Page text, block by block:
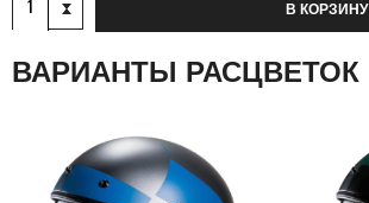
В КОРЗИНУ
ВАРИАНТЫ РАСЦВЕТОК